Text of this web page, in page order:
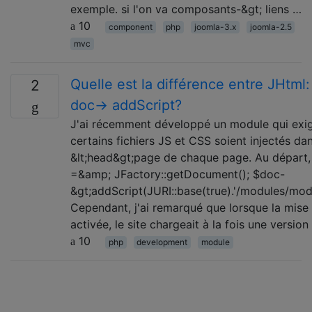
exemple. si l'on va composants-&gt; liens …
10
component php joomla-3.x
joomla-2.5
mvc
2
Quelle est la différence entre
doc-> addScript?
J'ai récemment développé un module qui
certains fichiers JS et CSS soient injectés
&lt;head&gt;page de chaque page. Au
=&amp; JFactory::getDocument(); $doc-
&gt;addScript(JURI::base(true).'/modules/
Cependant, j'ai remarqué que lorsque la
activée, le site chargeait à la fois une
10
php development module